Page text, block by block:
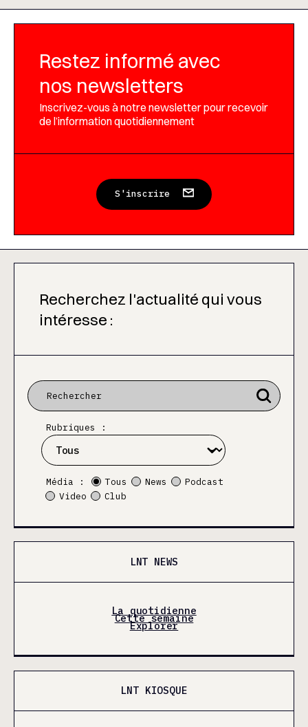
Restez informé avec
nos newsletters
Inscrivez-vous à notre newsletter pour recevoir
de l’information quotidiennement
S'inscrire
Recherchez l'actualité qui vous
intéresse :
Rubriques :
Média : Tous News
Podcast
Video
Club
LNT NEWS
La quotidienne
Cette semaine
Explorer
LNT KIOSQUE